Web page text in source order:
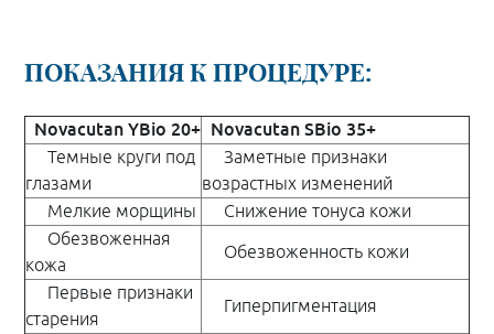
ПОКАЗАНИЯ К ПРОЦЕДУРЕ:
Novacutan YBio 20+ Novacutan SBio 35+
Темные круги под
глазами
Заметные признаки
возрастных изменений
Мелкие морщины
Снижение тонуса кожи
Обезвоженная
кожа
Обезвоженность кожи
Первые признаки
старения
Гиперпигментация